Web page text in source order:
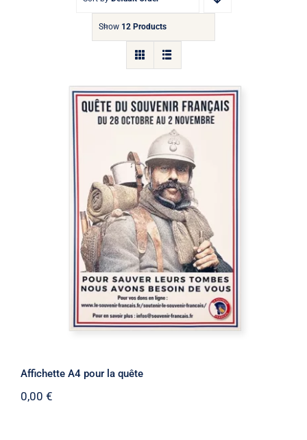
Show 12 Products
Affichette A4 pour la quête
Affichette A4 pour la quête
0,00 €